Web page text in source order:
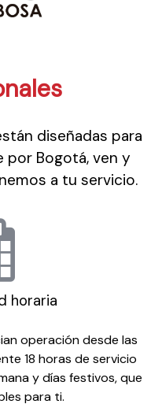
diseñadas para
por Bogotá, ven y
a tu servicio.
horaria
operación desde las
18 horas de servicio
y días festivos, que
para ti.